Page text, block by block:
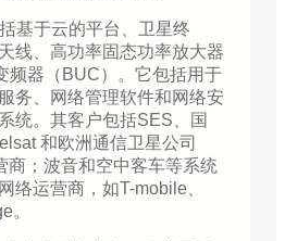
基于云的平台、卫星终
线、高功率固态功率放大器
频器（BUC）。它包括用于
务、网络管理软件和网络安
统。其客户包括SES、国
和欧洲通信卫星公司
商；波音和空中客车等系统
络运营商，如T-mobile、
。